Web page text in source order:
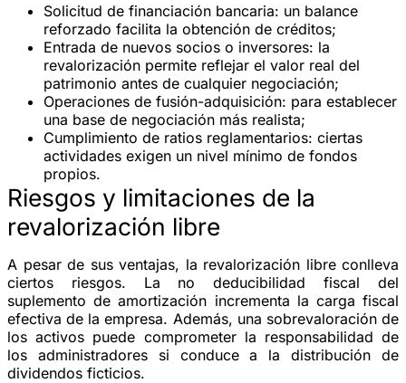
Solicitud de financiación bancaria: un balance
reforzado facilita la obtención de créditos;
Entrada de nuevos socios o inversores: la
revalorización permite reflejar el valor real del
patrimonio antes de cualquier negociación;
Operaciones de fusión-adquisición: para establecer
una base de negociación más realista;
Cumplimiento de ratios reglamentarios: ciertas
actividades exigen un nivel mínimo de fondos
propios.
Riesgos y limitaciones de la
revalorización libre
A pesar de sus ventajas, la revalorización libre conlleva
ciertos riesgos. La no deducibilidad fiscal del
suplemento de amortización incrementa la carga fiscal
efectiva de la empresa. Además, una sobrevaloración de
los activos puede comprometer la responsabilidad de
los administradores si conduce a la distribución de
dividendos ficticios.